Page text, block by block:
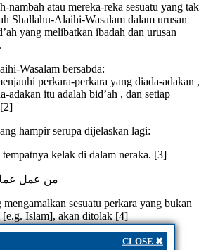
nambah atau mereka-reka sesuatu yang tak
Shallahu-Alaihi-Wasalam dalam urusan
yang melibatkan ibadah dan urusan
Wasalam bersabda:
perkara-perkara yang diada-adakan ,
adakan itu adalah bid’ah , dan setiap
hampir serupa dijelaskan lagi:
tempatnya kelak di dalam neraka. [3]
من عمل
sesuatu perkara yang bukan
[e.g. Islam], akan ditolak [4]
Wasalam bersabda:
CLOSE ✖